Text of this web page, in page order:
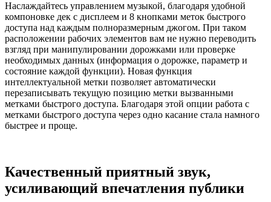
Наслаждайтесь управлением музыкой, благодаря удобной
компоновке дек с дисплеем и 8 кнопками меток быстрого
доступа над каждым полноразмерным джогом. При таком
расположении рабочих элементов вам не нужно переводить
взгляд при манипулировании дорожками или проверке
необходимых данных (информация о дорожке, параметр и
состояние каждой функции). Новая функция
интеллектуальной метки позволяет автоматически
перезаписывать текущую позицию метки вызванными
метками быстрого доступа. Благодаря этой опции работа с
метками быстрого доступа через одно касание стала намного
быстрее и проще.
Качественный приятный звук,
усиливающий впечатления публики